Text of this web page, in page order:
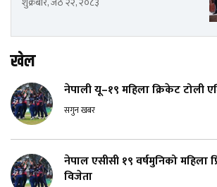
खेल
नेपाली यू–१९ महिला क्रिकेट टोली
सगुन खबर
नेपाल एसीसी १९ वर्षमुनिको महिला
विजेता